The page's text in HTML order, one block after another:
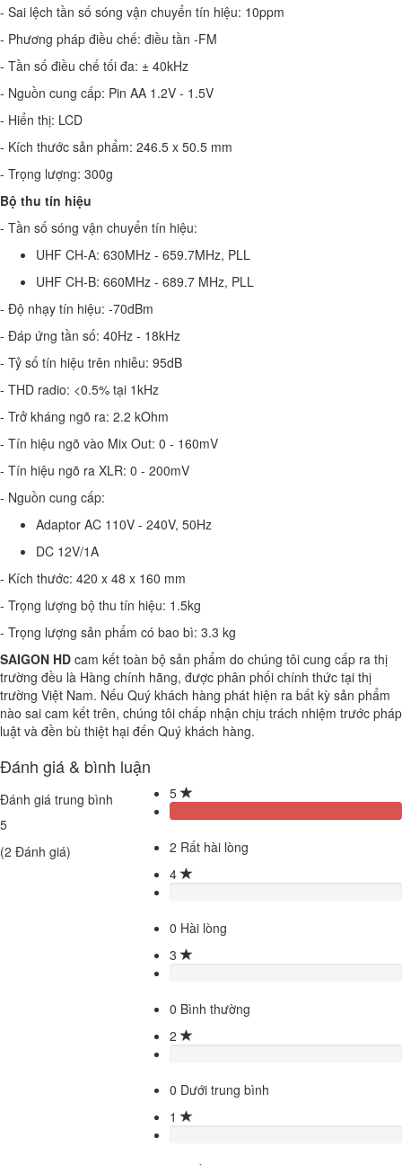
- Sai lệch tần số sóng vận chuyển tín hiệu: 10ppm
- Phương pháp điều chế: điều tần -FM
- Tần số điều chế tối đa: ± 40kHz
- Nguồn cung cấp: Pin AA 1.2V - 1.5V
- Hiển thị: LCD
- Kích thước sản phẩm: 246.5 x 50.5 mm
- Trọng lượng: 300g
Bộ thu tín hiệu
- Tần số sóng vận chuyển tín hiệu:
UHF CH-A: 630MHz - 659.7MHz, PLL
UHF CH-B: 660MHz - 689.7 MHz, PLL
- Độ nhạy tín hiệu: -70dBm
- Đáp ứng tần số: 40Hz - 18kHz
- Tỷ số tín hiệu trên nhiễu: 95dB
- THD radio: <0.5% tại 1kHz
- Trở kháng ngõ ra: 2.2 kOhm
- Tín hiệu ngõ vào Mix Out: 0 - 160mV
- Tín hiệu ngõ ra XLR: 0 - 200mV
- Nguồn cung cấp:
Adaptor AC 110V - 240V, 50Hz
DC 12V/1A
- Kích thước: 420 x 48 x 160 mm
- Trọng lượng bộ thu tín hiệu: 1.5kg
- Trọng lượng sản phẩm có bao bì: 3.3 kg
SAIGON HD cam kết toàn bộ sản phẩm do chúng tôi cung cấp ra thị
trường đều là Hàng chính hãng, được phân phối chính thức tại thị
trường Việt Nam. Nếu Quý khách hàng phát hiện ra bất kỳ sản phẩm
nào sai cam kết trên, chúng tôi chấp nhận chịu trách nhiệm trước pháp
luật và đền bù thiệt hại đến Quý khách hàng.
Đánh giá & bình luận
Đánh giá trung bình
5
(2 Đánh giá)
5
2 Rất hài lòng
4
0 Hài lòng
3
0 Bình thường
2
0 Dưới trung bình
1